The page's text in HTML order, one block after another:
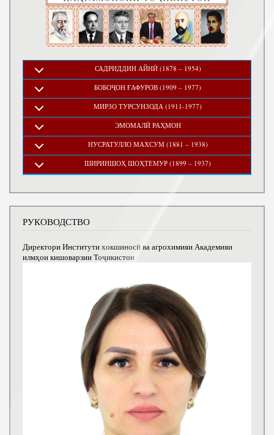
САДРИДДИН АЙНӢ (1878 – 1954)
БОБОҶОН ҒАФУРОВ (1909 – 1977)
МИРЗО ТУРСУНЗОДА (1911-1977)
ЭМОМАЛӢ РАҲМОН
НУСРАТУЛЛО МАХСУМ (1881 – 1938)
ШИРИНШОҲ ШОҲТЕМУР (1899 – 1937)
РУКОВОДСТВО
Директори Институти хокшиносӣ ва агрохимияи Академияи
илмҳои кишоварзии Тоҷикистон